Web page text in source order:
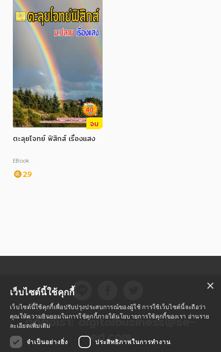
หมวดหมู่หนังสือ
จบ
ตะลุยโจทย์ ฟิสิกส์ เรื่องแสง
EBook
29
ติดต่อเรา:digitalbusiness@se-
ed.com
×
เว็บไซต์นี้ใช้คุกกี้
เว็บไซต์นี้ใช้คุกกี้เพื่อปรับปรุงประสบการณ์ของผู้ใช้ การใช้เว็บไซต์นี้จะถือว่า
คุณให้ความยินยอมในการใช้คุกกี้ภายใต้นโยบายการใช้คุกกี้ของเรา อ่านราย
ละเอียดเพิ่มเติม
จำเป็นอย่างยิ่ง
ประสิทธิภาพในการทำงาน